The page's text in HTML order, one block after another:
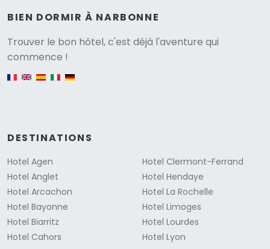
BIEN DORMIR À NARBONNE
Trouver le bon hôtel, c'est déjà l'aventure qui
commence !
DESTINATIONS
Hotel Agen
Hotel Anglet
Hotel Arcachon
Hotel Bayonne
Hotel Biarritz
Hotel Cahors
Hotel Clermont-Ferrand
Hotel Hendaye
Hotel La Rochelle
Hotel Limoges
Hotel Lourdes
Hotel Lyon